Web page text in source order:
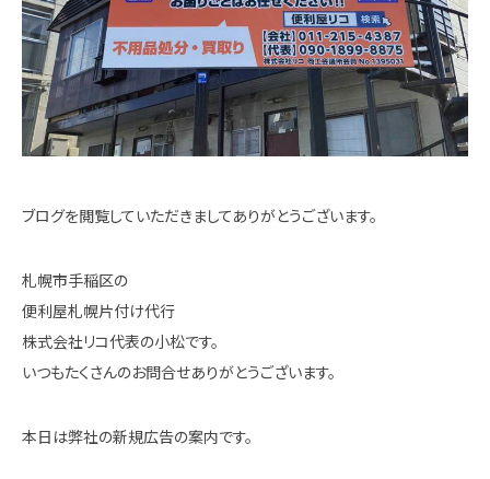
ブログを閲覧していただきましてありがとうございます。
札幌市手稲区の
便利屋札幌片付け代行
株式会社リコ代表の小松です。
いつもたくさんのお問合せありがとうございます。
本日は弊社の新規広告の案内です。